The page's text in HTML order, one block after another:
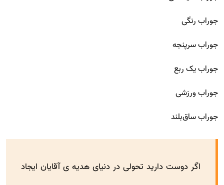
جوراب رنگی
جوراب سرپنجه
جوراب یک ربع
جوراب ورزشی
جوراب ساق‌بلند
اگر دوست دارید تحولی در دنیای هدیه ی آقایان ایجاد